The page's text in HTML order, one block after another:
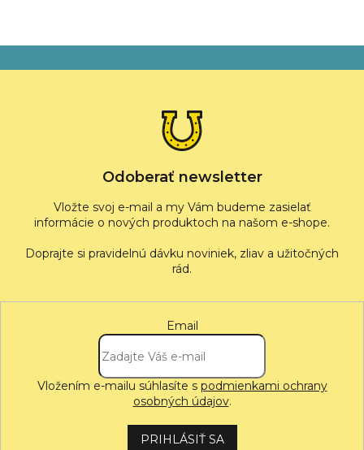
á
Odoberať newsletter
Vložte svoj e-mail a my Vám budeme zasielať
informácie o nových produktoch na našom e-shope.
Email
Vložením e-mailu súhlasíte s podmienkami ochrany
osobných údajov.
PRIHLÁSIŤ SA